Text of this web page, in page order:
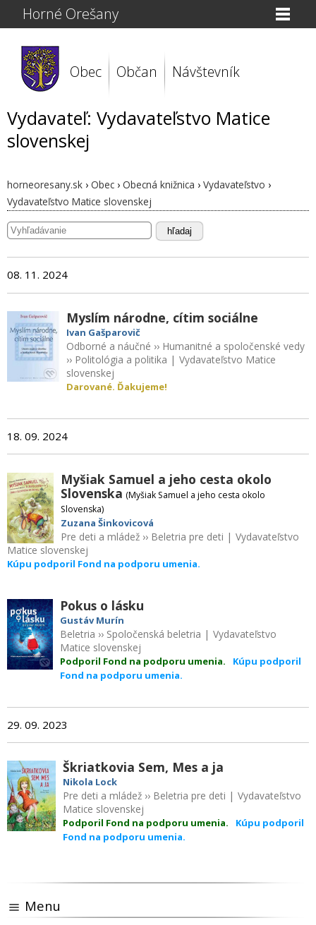
Horné Orešany
Obec Občan Návštevník
Vydavateľ: Vydavateľstvo Matice
slovenskej
horneoresany.sk › Obec › Obecná knižnica › Vydavateľstvo ›
Vydavateľstvo Matice slovenskej
hľadaj
08. 11. 2024
Myslím národne, cítim sociálne
Ivan Gašparovič
Odborné a náučné ›› Humanitné a spoločenské vedy
›› Politológia a politika | Vydavateľstvo Matice
slovenskej
Darované. Ďakujeme!
18. 09. 2024
Myšiak Samuel a jeho cesta okolo
Slovenska (Myšiak Samuel a jeho cesta okolo
Slovenska)
Zuzana Šinkovicová
Pre deti a mládež ›› Beletria pre deti |Vydavateľstvo
Matice slovenskej
Kúpu podporil Fond na podporu umenia.
Pokus o lásku
Gustáv Murín
Beletria ›› Spoločenská beletria | Vydavateľstvo
Matice slovenskej
Podporil Fond na podporu umenia.
Kúpu podporil
Fond na podporu umenia.
29. 09. 2023
Škriatkovia Sem, Mes a ja
Nikola Lock
Pre deti a mládež ›› Beletria pre deti |Vydavateľstvo
Matice slovenskej
Podporil Fond na podporu umenia.
Kúpu podporil
Fond na podporu umenia.
Menu